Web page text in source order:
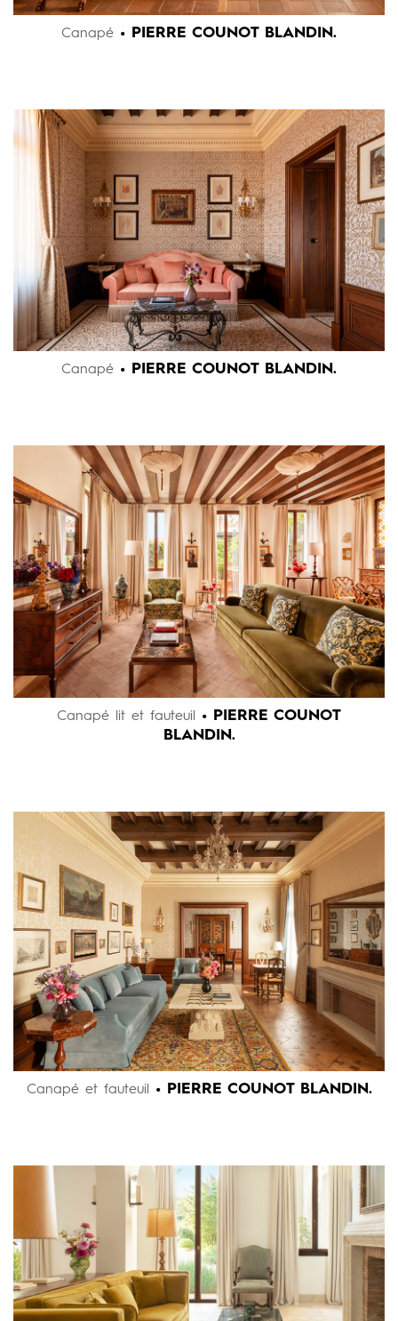
Canapé • PIERRE COUNOT BLANDIN.
Canapé • PIERRE COUNOT BLANDIN.
Canapé lit et fauteuil • PIERRE COUNOT
BLANDIN.
Canapé et fauteuil • PIERRE COUNOT BLANDIN.